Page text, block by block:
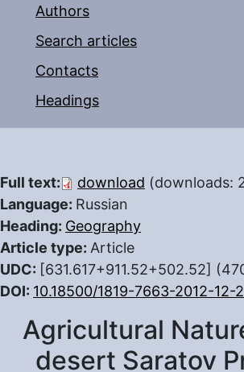
Authors
Search articles
Contacts
Headings
Full text: download (downloads:
Language: Russian
Heading: Geography
Article type: Article
UDC: [631.617+911.52+502.52]
DOI: 10.18500/1819-7663-2012-12-
Agricultural
desert Saratov